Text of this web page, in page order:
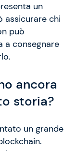
un
assicurare chi
può
a consegnare
ancora
storia?
un grande